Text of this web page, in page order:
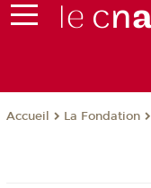
Accueil La Fondation